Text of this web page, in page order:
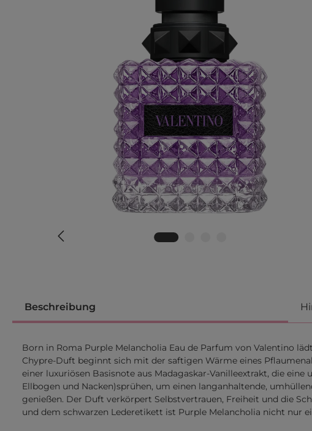
Beschreibung
Born in Roma Purple Melancholia Eau de Parfum von Valentino
Chypre-Duft beginnt sich mit der saftigen Wärme eines
einer luxuriösen Basisnote aus Madagaskar-Vanilleextrakt, die
Ellbogen und Nacken)sprühen, um einen langanhaltende,
genießen. Der Duft verkörpert Selbstvertrauen, Freiheit und die
und dem schwarzen Lederetikett ist Purple Melancholia nicht nur